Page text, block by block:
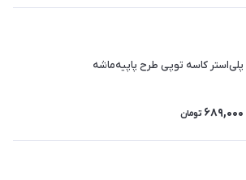
پلی‌استر کاسه توپی طرح پاپیه‌ماشه
689,000 تومان